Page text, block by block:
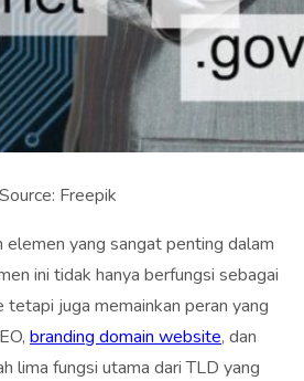
Source: Freepik
elemen yang sangat penting dalam
ini tidak hanya berfungsi sebagai
juga memainkan peran yang
branding domain website, dan
lima fungsi utama dari TLD yang